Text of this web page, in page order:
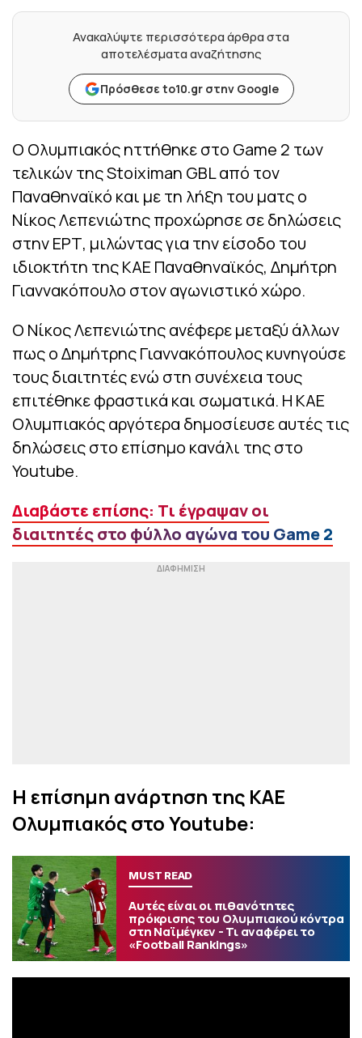
Ανακαλύψτε περισσότερα άρθρα στα
αποτελέσματα αναζήτησης
Πρόσθεσε to10.gr στην Google
Ο Ολυμπιακός ηττήθηκε στο Game 2 των
τελικών της Stoiximan GBL από τον
Παναθηναϊκό και με τη λήξη του ματς ο
Νίκος Λεπενιώτης προχώρησε σε δηλώσεις
στην ΕΡΤ, μιλώντας για την είσοδο του
ιδιοκτήτη της ΚΑΕ Παναθηναϊκός, Δημήτρη
Γιαννακόπουλο στον αγωνιστικό χώρο.
Ο Νίκος Λεπενιώτης ανέφερε μεταξύ άλλων
πως ο Δημήτρης Γιαννακόπουλος κυνηγούσε
τους διαιτητές ενώ στη συνέχεια τους
επιτέθηκε φραστικά και σωματικά. Η ΚΑΕ
Ολυμπιακός αργότερα δημοσίευσε αυτές τις
δηλώσεις στο επίσημο κανάλι της στο
Youtube.
Διαβάστε επίσης: Τι έγραψαν οι
διαιτητές στο φύλλο αγώνα του Game 2
Η επίσημη ανάρτηση της ΚΑΕ
Ολυμπιακός στο Youtube:
MUST READ
Αυτές είναι οι πιθανότητες
πρόκρισης του Ολυμπιακού κόντρα
στη Ναϊμέγκεν - Τι αναφέρει το
«Football Rankings»